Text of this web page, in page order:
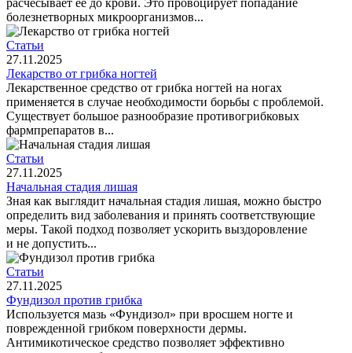
расчесывает ее до крови. Это провоцирует попадание
болезнетворных микроорганизмов...
Статьи
27.11.2025
Лекарство от грибка ногтей
Лекарственное средство от грибка ногтей на ногах
применяется в случае необходимости борьбы с проблемой.
Существует большое разнообразие противогрибковых
фармпрепаратов в...
Статьи
27.11.2025
Начальная стадия лишая
Зная как выглядит начальная стадия лишая, можно быстро
определить вид заболевания и принять соответствующие
меры. Такой подход позволяет ускорить выздоровление
и не допустить...
Статьи
27.11.2025
Фундизол против грибка
Используется мазь «Фундизол» при вросшем ногте и
поврежденной грибком поверхности дермы.
Антимикотическое средство позволяет эффективно